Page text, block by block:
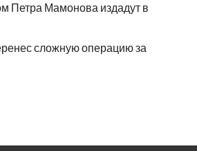
Петра Мамонова издадут в
сложную операцию за